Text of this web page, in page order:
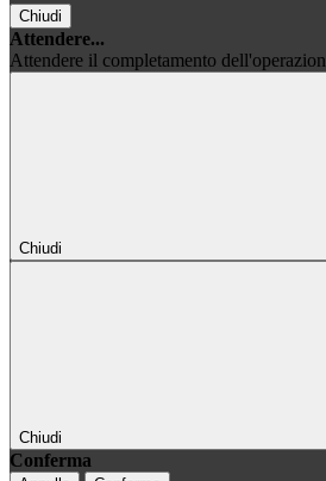
Chiudi
Attendere...
Attendere il completamento
Chiudi
Chiudi
Conferma